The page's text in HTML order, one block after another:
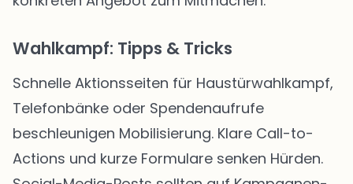
Wahlkampf: Tipps & Tricks
Schnelle Aktionsseiten für Haustürwahlkampf,
Telefonbänke oder Spendenaufrufe
beschleunigen Mobilisierung. Klare Call-to-
Actions und kurze Formulare senken Hürden.